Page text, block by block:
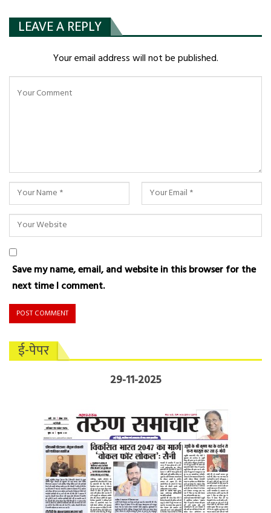
LEAVE A REPLY
Your email address will not be published.
Save my name, email, and website in this browser for the
next time I comment.
ई-पेपर
29-11-2025